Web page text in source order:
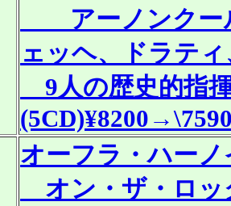
アーノンクー
ェッヘ、ドラティ
9人の歴史的指
(5CD)¥8200
オーフラ・ハー
オン・ザ・ロッ